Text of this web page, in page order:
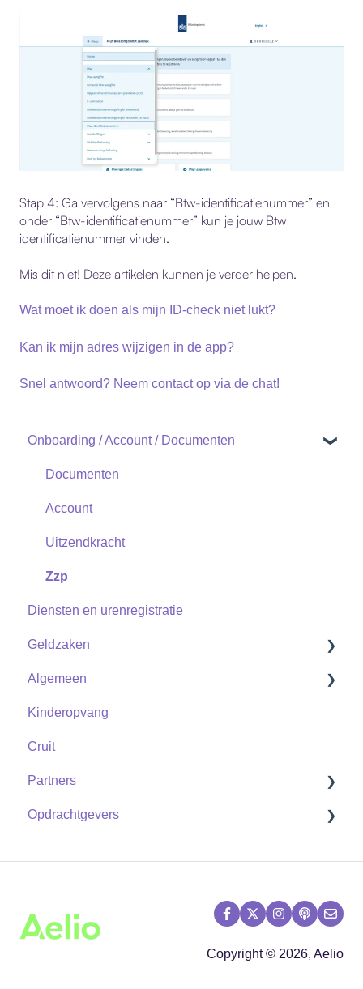
Stap 4: Ga vervolgens naar “Btw-identificatienummer” en
onder “Btw-identificatienummer” kun je jouw Btw
identificatienummer vinden.
Mis dit niet! Deze artikelen kunnen je verder helpen.
Wat moet ik doen als mijn ID-check niet lukt?
Kan ik mijn adres wijzigen in de app?
Snel antwoord? Neem contact op via de chat!
Onboarding / Account / Documenten
Documenten
Account
Uitzendkracht
Zzp
Diensten en urenregistratie
Geldzaken
Uitzendkrachten
Zzp
Algemeen
Contact
Kinderopvang
Cruit
Partners
Shifts
Opdrachtgevers
Shifts
Copyright © 2026, Aelio